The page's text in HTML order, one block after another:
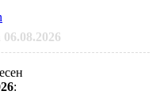
06.08.2026
: